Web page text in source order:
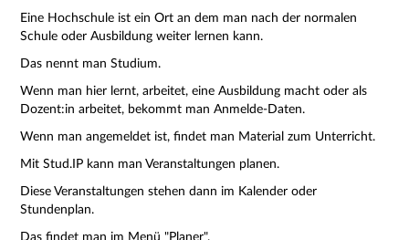
Eine Hochschule ist ein Ort an dem man nach der normalen
Schule oder Ausbildung weiter lernen kann.
Das nennt man Studium.
Wenn man hier lernt, arbeitet, eine Ausbildung macht oder als
Dozent:in arbeitet, bekommt man Anmelde-Daten.
Wenn man angemeldet ist, findet man Material zum Unterricht.
Mit Stud.IP kann man Veranstaltungen planen.
Diese Veranstaltungen stehen dann im Kalender oder
Stundenplan.
Das findet man im Menü "Planer".